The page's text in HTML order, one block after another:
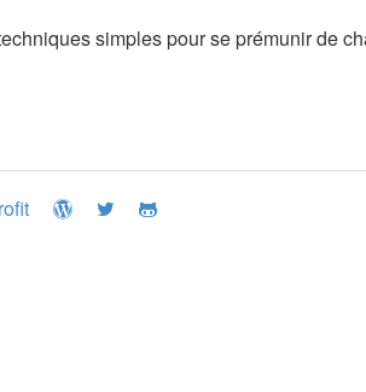
simples pour se prémunir de